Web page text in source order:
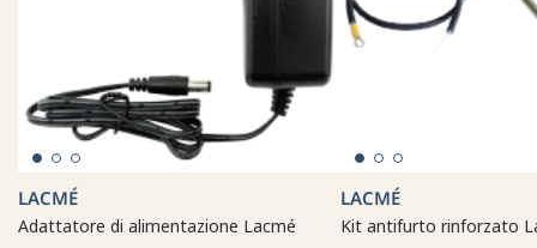
LACMÉ
Adattatore di alimentazione Lacmé
LACMÉ
Kit antifurto rinforzato